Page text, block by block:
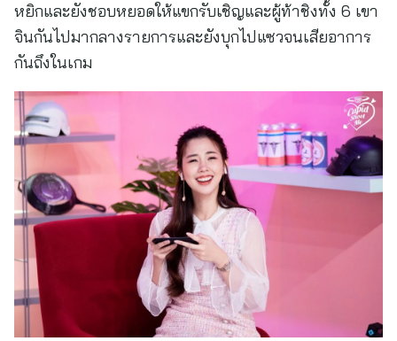
หยิกและยังชอบหยอดให้แขกรับเชิญและผู้ท้าชิงทั้ง 6 เขา
จินกันไปมากลางรายการและยังบุกไปแซวจนเสียอาการ
กันถึงในเกม